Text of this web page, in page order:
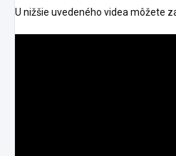
U nižšie uvedeného videa môžete